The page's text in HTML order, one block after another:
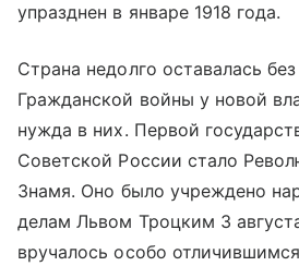
упразднен в январе 1918 года.
Страна недолго оставалась
Гражданской войны у новой
нужда в них. Первой
Советской России стало
Знамя. Оно было учреждено
делам Львом Троцким 3
вручалось особо